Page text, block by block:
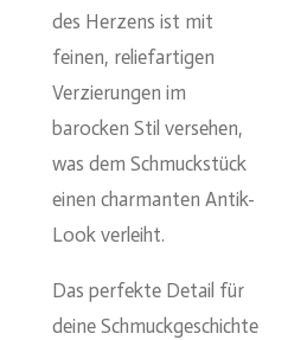
des Herzens ist mit
feinen, reliefartigen
Verzierungen im
barocken Stil versehen,
was dem Schmuckstück
einen charmanten Antik-
Look verleiht.
Das perfekte Detail für
deine Schmuckgeschichte